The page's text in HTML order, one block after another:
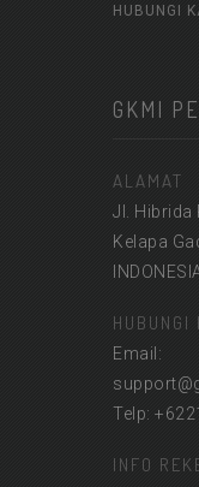
HUBUNGI
GKMI
ALAMAT
Jl. Hibrida
Kelapa
HUBUNGI
Email:
Telp:
INFO